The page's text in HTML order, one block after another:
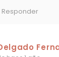
Responder